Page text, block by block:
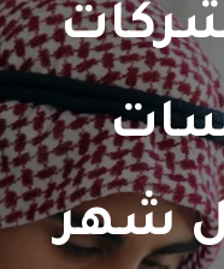
شهر